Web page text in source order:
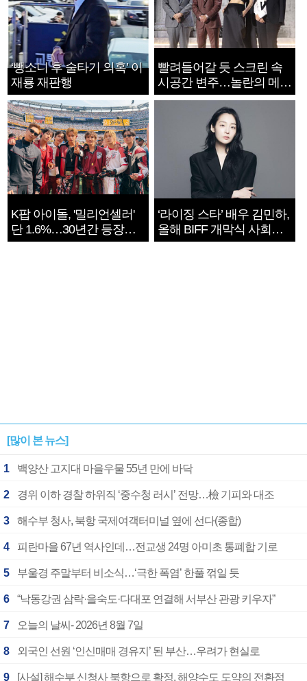
‘뺑소니 후 술타기 의혹’ 이
재룡 재판행
빨려들어갈 듯 스크린 속
시공간 변주…놀란의 메시
지는 ‘전쟁 속죄’
K팝 아이돌, '밀리언셀러'
단 1.6%…30년간 등장
1182개팀 전수조사
‘라이징 스타’ 배우 김민하,
올해 BIFF 개막식 사회자
확정
[많이 본 뉴스]
1 백양산 고지대 마을우물 55년 만에 바닥
2 경위 이하 경찰 하위직 ‘중수청 러시’ 전망…檢 기피와 대조
3 해수부 청사, 북항 국제여객터미널 옆에 선다(종합)
4 피란마을 67년 역사인데…전교생 24명 아미초 통폐합 기로
5 부울경 주말부터 비소식…‘극한 폭염’ 한풀 꺾일 듯
6 “낙동강권 삼락·을숙도·다대포 연결해 서부산 관광 키우자”
7 오늘의 날씨- 2026년 8월 7일
8 외국인 선원 ‘인신매매 경유지’ 된 부산…우려가 현실로
9 [사설] 해수부 신청사 북항으로 확정, 해양수도 도약의 전환점